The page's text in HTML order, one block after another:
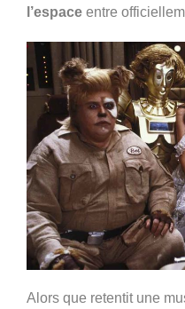
l’espace entre
Alors que retentit une